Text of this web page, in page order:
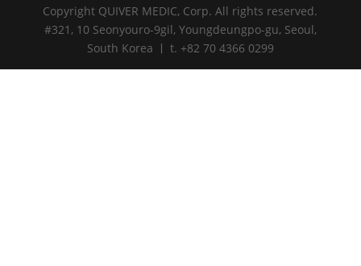
Copyright QUIVER MEDIC, Corp. All rights reserved.
#321, 10 Seonyouro-9gil, Youngdeungpo-gu, Seoul,
South Korea ㅣ t. +82 70 4366 0299